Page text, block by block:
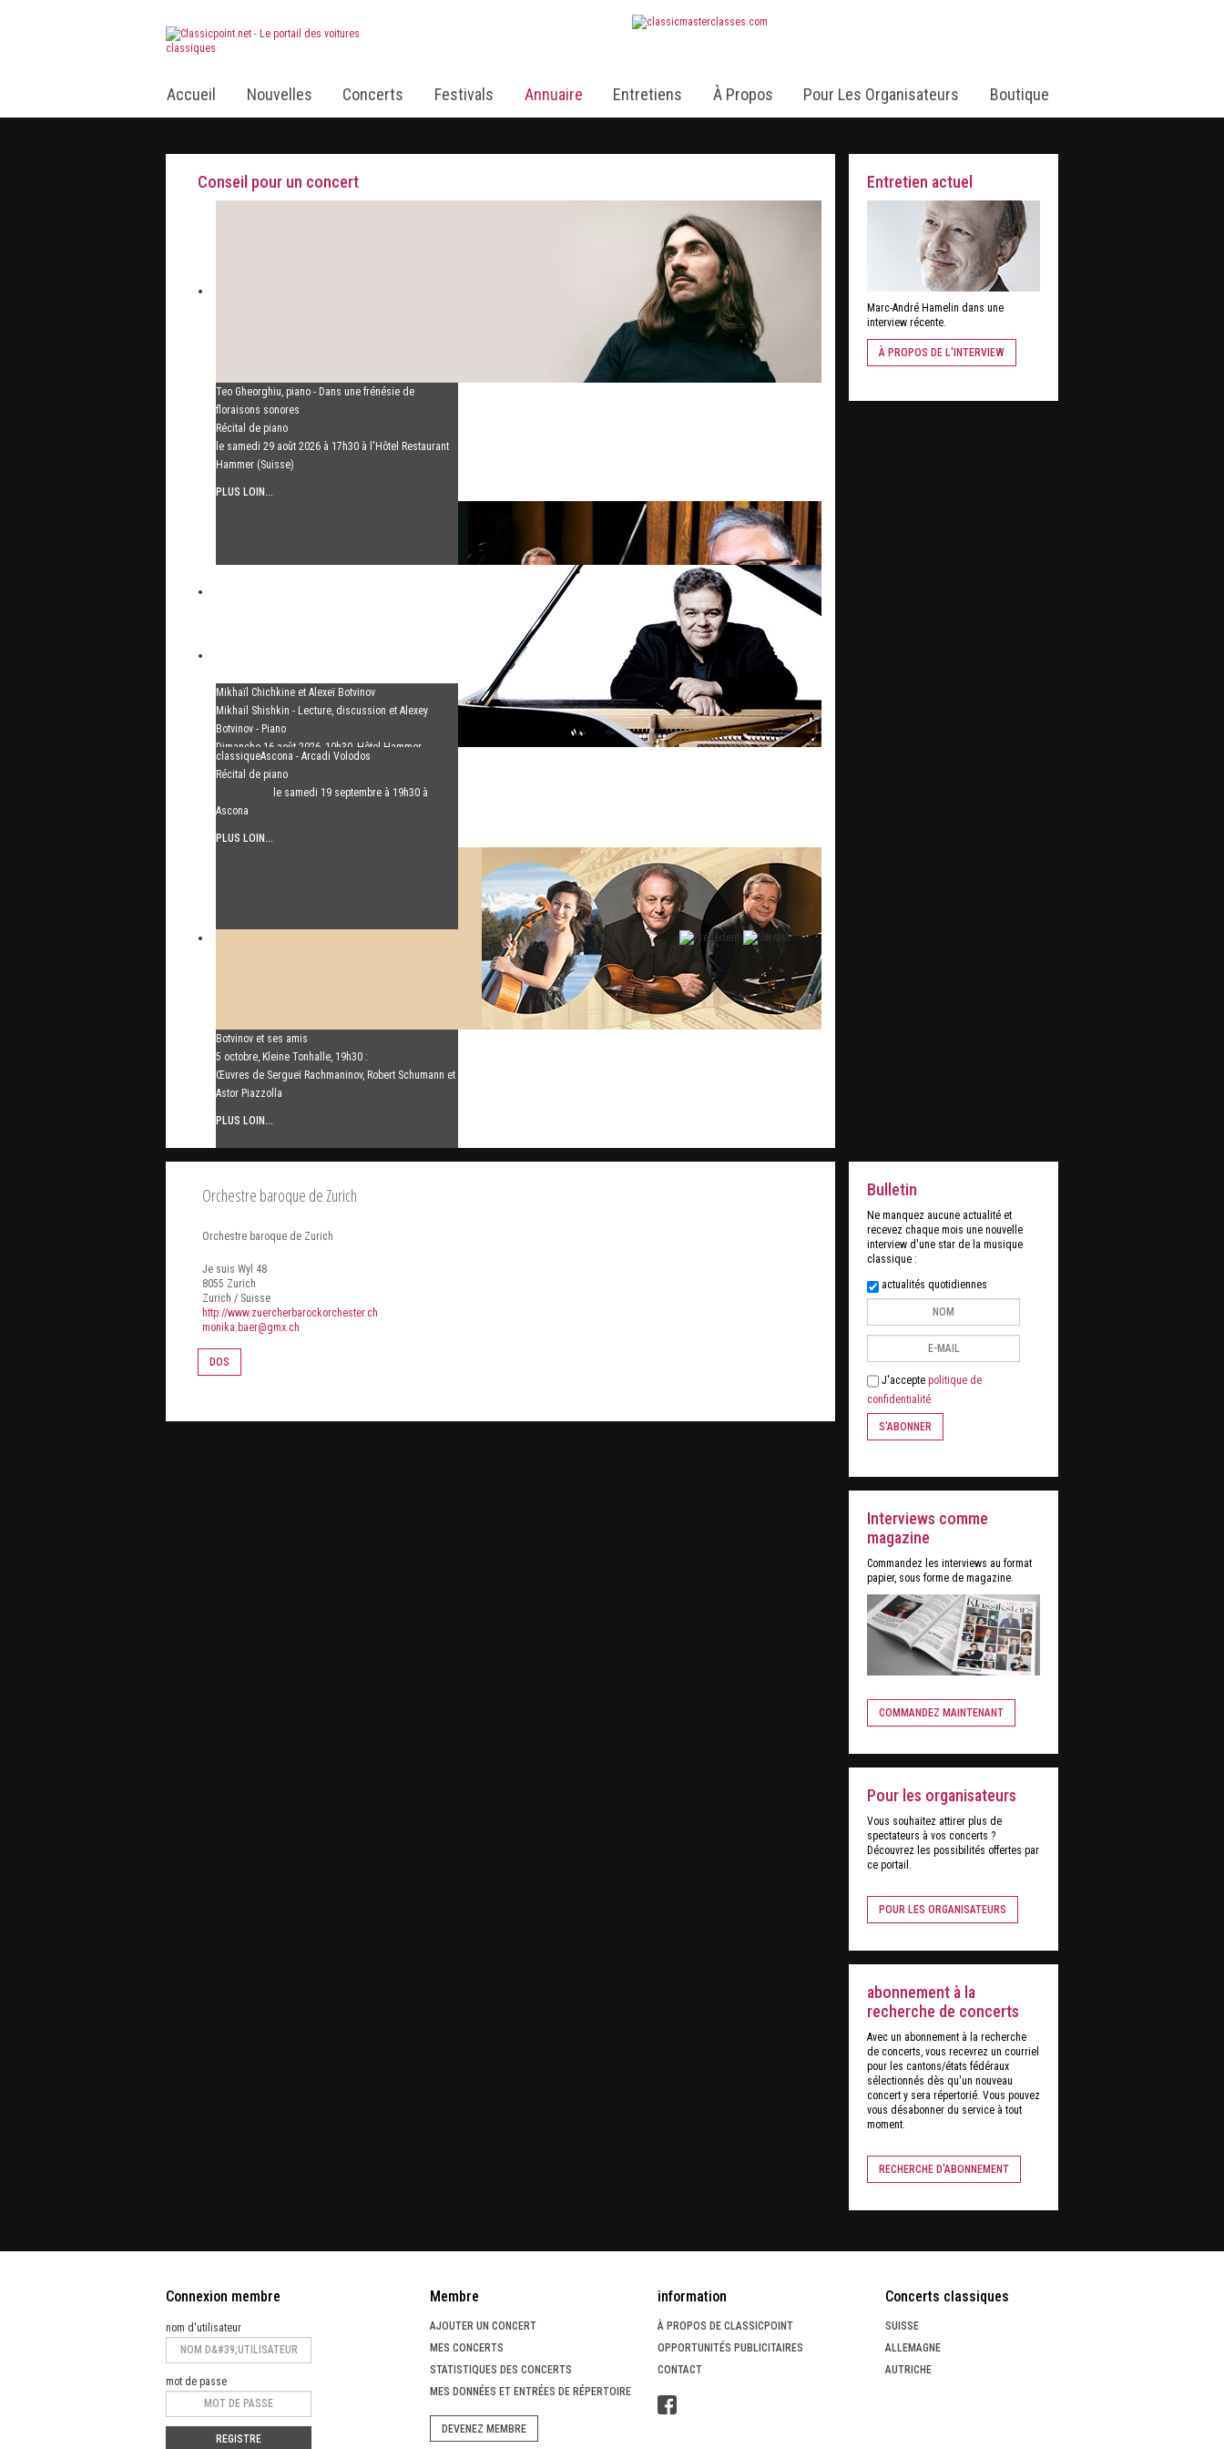
Accueil Nouvelles Concerts Festivals Annuaire Entretiens À Propos Pour Les Organisateurs Boutique
Conseil pour un concert
Teo Gheorghiu, piano - Dans une frénésie de
floraisons sonores
Récital de piano
le samedi 29 août 2026 à 17h30 à l'Hôtel Restaurant
Hammer (Suisse)
PLUS LOIN...
Mikhaïl Chichkine et Alexeï Botvinov
Mikhail Shishkin - Lecture, discussion et Alexey
Botvinov - Piano
Dimanche 16 août 2026, 10h30, Hôtel Hammer
(Suisse)
classiqueAscona - Arcadi Volodos
Récital de piano
le samedi 19 septembre à 19h30 à
Ascona
PLUS LOIN...
Botvinov et ses amis
5 octobre, Kleine Tonhalle, 19h30 :
Œuvres de Sergueï Rachmaninov, Robert Schumann et
Astor Piazzolla
PLUS LOIN...
Entretien actuel
Marc-André Hamelin dans une
interview récente.
À PROPOS DE L'INTERVIEW
Orchestre baroque de Zurich
Orchestre baroque de Zurich
Je suis Wyl 48
8055 Zurich
Zurich / Suisse
http://www.zuercherbarockorchester.ch
monika.baer@gmx.ch
DOS
Bulletin
Ne manquez aucune actualité et
recevez chaque mois une nouvelle
interview d'une star de la musique
classique :
actualités quotidiennes
J'accepte politique de
confidentialité
S'ABONNER
Interviews comme
magazine
Commandez les interviews au format
papier, sous forme de magazine.
COMMANDEZ MAINTENANT
Pour les organisateurs
Vous souhaitez attirer plus de
spectateurs à vos concerts ?
Découvrez les possibilités offertes par
ce portail.
POUR LES ORGANISATEURS
abonnement à la
recherche de concerts
Avec un abonnement à la recherche
de concerts, vous recevrez un courriel
pour les cantons/états fédéraux
sélectionnés dès qu'un nouveau
concert y sera répertorié. Vous pouvez
vous désabonner du service à tout
moment.
RECHERCHE D'ABONNEMENT
Connexion membre
nom d'utilisateur
mot de passe
REGISTRE
Membre
AJOUTER UN CONCERT
MES CONCERTS
STATISTIQUES DES CONCERTS
MES DONNÉES ET ENTRÉES DE RÉPERTOIRE
DEVENEZ MEMBRE
information
À PROPOS DE CLASSICPOINT
OPPORTUNITÉS PUBLICITAIRES
CONTACT
Concerts classiques
SUISSE
ALLEMAGNE
AUTRICHE